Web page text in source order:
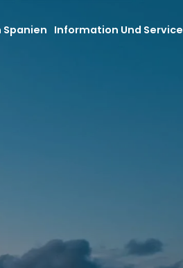
Information Und Service